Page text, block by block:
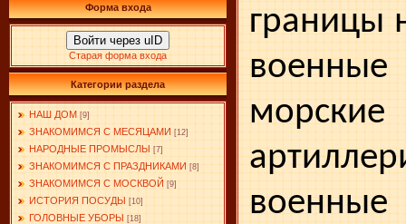
Форма входа
Войти через uID
Старая форма входа
Категории раздела
НАШ ДОМ [9]
ЗНАКОМИМСЯ С МЕСЯЦАМИ [12]
НАРОДНЫЕ ПРОМЫСЛЫ [7]
ЗНАКОМИМСЯ С ПРАЗДНИКАМИ [8]
ЗНАКОМИМСЯ С МОСКВОЙ [9]
ИСТОРИЯ ПОСУДЫ [10]
ГОЛОВНЫЕ УБОРЫ [18]
границы